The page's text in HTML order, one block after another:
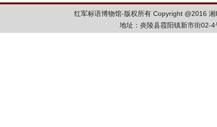
红军标语博物馆-版权所有 Copyright @2016 湘
地址：炎陵县霞阳镇新市街